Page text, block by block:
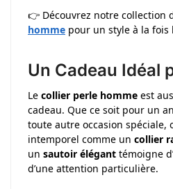
👉 Découvrez notre collection
homme pour un style à la
Un Cadeau Idéal
Le collier perle homme est
cadeau. Que ce soit pour un
toute autre occasion spéciale,
intemporel comme un collier
un sautoir élégant témoigne
d’une attention particulière.